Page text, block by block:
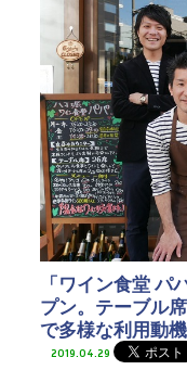
「ワイン食堂
プン。テーブル
で多様な利用動
2019.04.29